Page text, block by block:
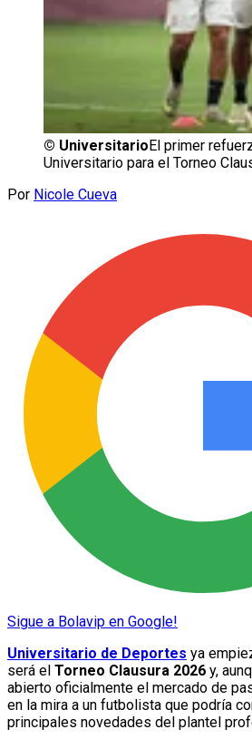
© Universitario El primer
Universitario para el Torneo
Por Nicole Cueva
Sigue a Bolavip en Google!
Universitario de Deportes ya
será el Torneo Clausura 2026 y,
abierto oficialmente el mercado de
en la mira a un futbolista que podría
principales novedades del plantel